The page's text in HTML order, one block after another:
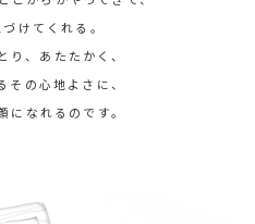
けてくれる。
り、あたたかく、
その心地よさに、
になれるのです。